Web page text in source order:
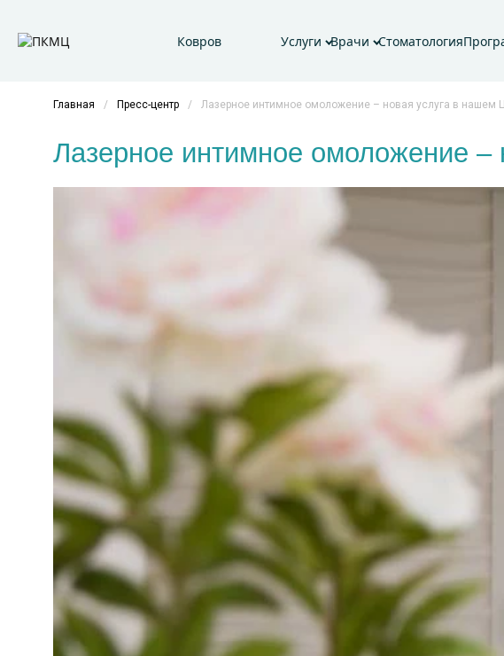
Ковров Услуги Врачи Стоматология
Главная / Пресс-центр / Лазерное интимное омоложение – новая услуга в нашем
Лазерное интимное омоложение